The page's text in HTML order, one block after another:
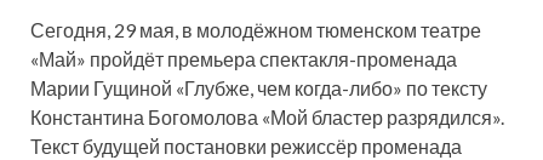
Сегодня, 29 мая, в молодёжном тюменском театре
«Май» пройдёт премьера спектакля-променада
Марии Гущиной «Глубже, чем когда-либо» по тексту
Константина Богомолова «Мой бластер разрядился».
Текст будущей постановки режиссёр променада